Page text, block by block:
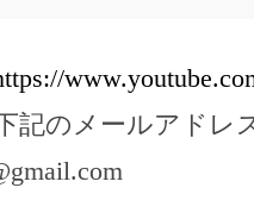
記のメールアドレ